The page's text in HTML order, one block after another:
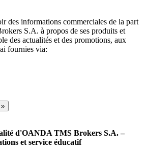
des informations commerciales de la part
S.A. à propos de ses produits et
des actualités et des promotions, aux
fournies via:
d'OANDA TMS Brokers S.A. –
et service éducatif